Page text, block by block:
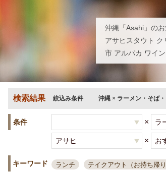
沖縄「Asahi」の
アサヒスタウト
市 アルパカ ワイ
検索結果 絞込み条件 沖縄 × ラーメン・そば
条件 ×
×
キーワード ランチ テイクアウト（お持ち帰り